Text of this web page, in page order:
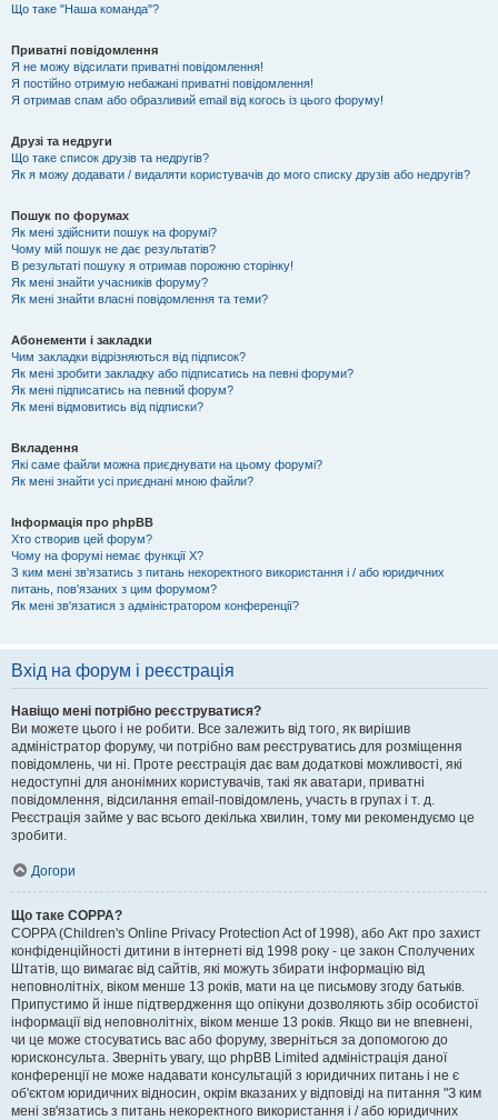
Що таке "Наша команда"?
Приватні повідомлення
Я не можу відсилати приватні повідомлення!
Я постійно отримую небажані приватні повідомлення!
Я отримав спам або образливий email від когось із цього форуму!
Друзі та недруги
Що таке список друзів та недругів?
Як я можу додавати / видаляти користувачів до мого списку друзів або недругів?
Пошук по форумах
Як мені здійснити пошук на форумі?
Чому мій пошук не дає результатів?
В результаті пошуку я отримав порожню сторінку!
Як мені знайти учасників форуму?
Як мені знайти власні повідомлення та теми?
Абонементи і закладки
Чим закладки відрізняються від підписок?
Як мені зробити закладку або підписатись на певні форуми?
Як мені підписатись на певний форум?
Як мені відмовитись від підписки?
Вкладення
Які саме файли можна приєднувати на цьому форумі?
Як мені знайти усі приєднані мною файли?
Інформація про phpBB
Хто створив цей форум?
Чому на форумі немає функції X?
З ким мені зв'язатись з питань некоректного використання і / або юридичних
питань, пов'язаних з цим форумом?
Як мені зв'язатися з адміністратором конференції?
Вхід на форум і реєстрація
Навіщо мені потрібно реєструватися?
Ви можете цього і не робити. Все залежить від того, як вирішив
адміністратор форуму, чи потрібно вам реєструватись для розміщення
повідомлень, чи ні. Проте реєстрація дає вам додаткові можливості, які
недоступні для анонімних користувачів, такі як аватари, приватні
повідомлення, відсилання email-повідомлень, участь в групах і т. д.
Реєстрація займе у вас всього декілька хвилин, тому ми рекомендуємо це
зробити.
Догори
Що таке COPPA?
COPPA (Children's Online Privacy Protection Act of 1998), або Акт про захист
конфіденційності дитини в інтернеті від 1998 року - це закон Сполучених
Штатів, що вимагає від сайтів, які можуть збирати інформацію від
неповнолітніх, віком менше 13 років, мати на це письмову згоду батьків.
Припустимо й інше підтвердження що опікуни дозволяють збір особистої
інформації від неповнолітніх, віком менше 13 років. Якщо ви не впевнені,
чи це може стосуватись вас або форуму, зверніться за допомогою до
юрисконсульта. Зверніть увагу, що phpBB Limited адміністрація даної
конференції не може надавати консультацій з юридичних питань і не є
об'єктом юридичних відносин, окрім вказаних у відповіді на питання "З ким
мені зв'язатись з питань некоректного використання і / або юридичних